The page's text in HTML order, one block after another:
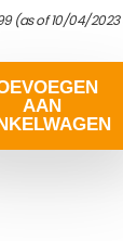
(as of 10/04/2023
AAN